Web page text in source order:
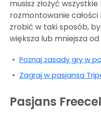
musisz złożyć
rozmontowanie
zrobić w taki sposób,
większa lub mniejsza
Poznaj zasady gry w
Zagraj w pasjansa
Pasjans